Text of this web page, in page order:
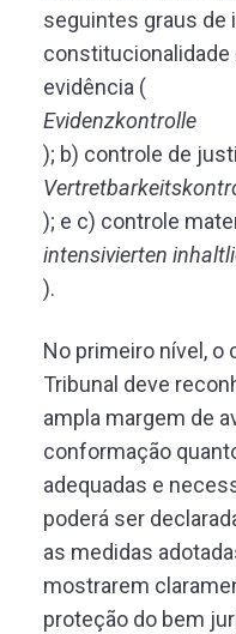
seguintes graus de
constitucionalidade
evidência (
Evidenzkontrolle
); b) controle de
); e c) controle
intensivierten
).
No primeiro nível, o
Tribunal deve
ampla margem de
conformação
adequadas e
poderá ser
as medidas
mostrarem
proteção do bem